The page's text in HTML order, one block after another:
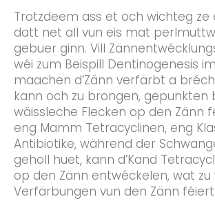
Trotzdeem ass et och wichteg ze
datt net all vun eis mat
gebuer ginn. Vill
wéi zum Beispill Dentinogenesis
maachen d’Zänn verfärbt a
kann och zu brongen, gepunkten
wäissleche Flecken op den Zänn
eng Mamm Tetracyclinen, eng
Antibiotike, während der
geholl huet, kann d’Kand
op den Zänn entwéckelen, wat zu
Verfärbungen vun den Zänn féiert.